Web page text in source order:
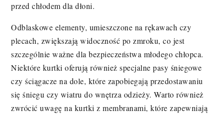
przed chłodem dla dłoni.
Odblaskowe elementy, umieszczone na rękawach czy
plecach, zwiększają widoczność po zmroku, co jest
szczególnie ważne dla bezpieczeństwa młodego chłopca.
Niektóre kurtki oferują również specjalne pasy śniegowe
czy ściągacze na dole, które zapobiegają przedostawaniu
się śniegu czy wiatru do wnętrza odzieży. Warto również
zwrócić uwagę na kurtki z membranami, które zapewniają